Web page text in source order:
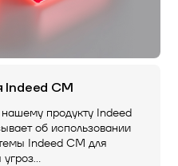
Indeed CM
продукту Indeed
об использовании
Indeed CM для
угроз…